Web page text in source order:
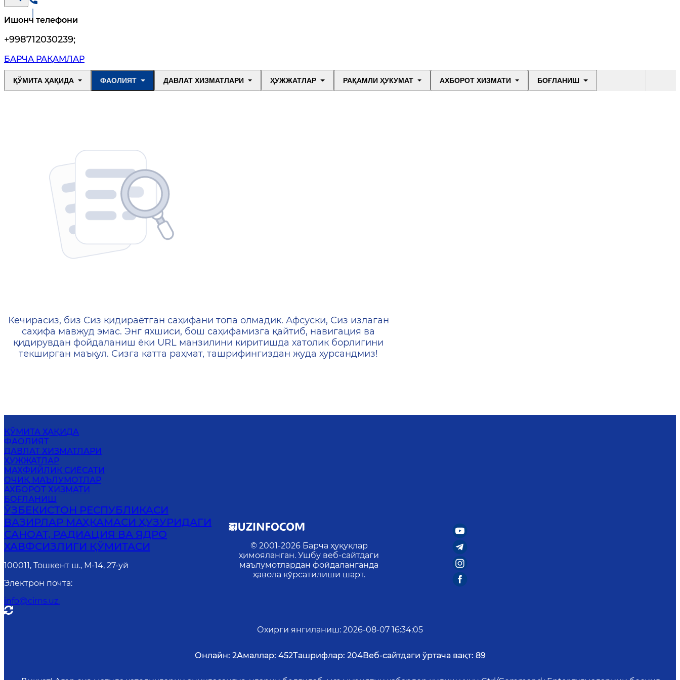
Ишонч телефони
+998712030239;
БАРЧА РАҚАМЛАР
ҚЎМИТА ҲАҚИДА ФАОЛИЯТ ДАВЛАТ ХИЗМАТЛАРИ ҲУЖЖАТЛАР РАҚАМЛИ ҲУКУМАТ АХБОРОТ ХИЗМАТИ БОҒЛАНИШ
404 — Страница не найдена
Кечирасиз, биз Сиз қидираётган саҳифани топа олмадик. Афсуски, Сиз излаган
саҳифа мавжуд эмас. Энг яхшиси, бош саҳифамизга қайтиб, навигация ва
қидирувдан фойдаланиш ёки URL манзилини киритишда хатолик борлигини
текширган маъқул. Сизга катта раҳмат, ташрифингиздан жуда хурсандмиз!
ҚЎМИТА ҲАҚИДА
ФАОЛИЯТ
ДАВЛАТ ХИЗМАТЛАРИ
ҲУЖЖАТЛАР
МАХФИЙЛИК СИЁСАТИ
ОЧИҚ МАЪЛУМОТЛАР
АХБОРОТ ХИЗМАТИ
БОҒЛАНИШ
ЎЗБЕКИСТОН РЕСПУБЛИКАСИ
ВАЗИРЛАР МАҲКАМАСИ ҲУЗУРИДАГИ
САНОАТ, РАДИАЦИЯ ВА ЯДРО
ХАВФСИЗЛИГИ ҚЎМИТАСИ
100011, Тошкент ш., М-14, 27-уй
Электрон почта:
info@cirns.uz.
© 2001-2026 Барча ҳуқуқлар
ҳимояланган. Ушбу веб-сайтдаги
маълумотлардан фойдаланганда
ҳавола кўрсатилиши шарт.
Охирги янгиланиш: 2026-08-07 16:34:05
Онлайн: 2Амаллар: 452Ташрифлар: 204Веб-сайтдаги ўртача вақт: 89